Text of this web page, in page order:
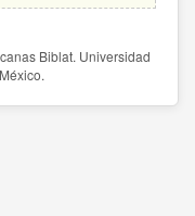
Biblat. Universidad